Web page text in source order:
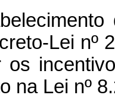
Lei nº
os
na Lei nº